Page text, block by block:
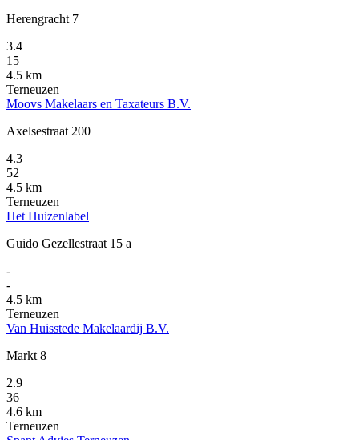
Herengracht 7
3.4
15
4.5 km
Terneuzen
Moovs Makelaars en Taxateurs B.V.
Axelsestraat 200
4.3
52
4.5 km
Terneuzen
Het Huizenlabel
Guido Gezellestraat 15 a
-
-
4.5 km
Terneuzen
Van Huisstede Makelaardij B.V.
Markt 8
2.9
36
4.6 km
Terneuzen